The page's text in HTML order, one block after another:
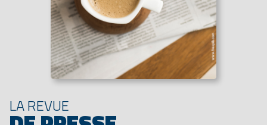
LA REVUE